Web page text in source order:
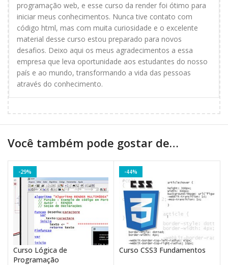
programação web, e esse curso da render foi ótimo para
iniciar meus conhecimentos. Nunca tive contato com
código html, mas com muita curiosidade e o excelente
material desse curso estou preparado para novos
desafios. Deixo aqui os meus agradecimentos a essa
empresa que leva oportunidade aos estudantes do nosso
país e ao mundo, transformando a vida das pessoas
através do conhecimento.
Você também pode gostar de…
-29%
Curso Lógica de
Programação
-44%
Curso CSS3 Fundamentos